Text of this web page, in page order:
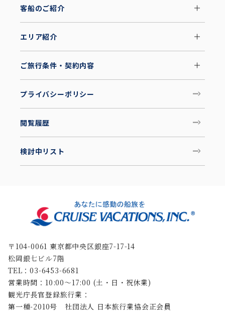
客船のご紹介
エリア紹介
ご旅行条件・契約内容
プライバシーポリシー
閲覧履歴
検討中リスト
〒104-0061 東京都中央区銀座7-17-14
松岡銀七ビル7階
TEL：03-6453-6681
営業時間：10:00〜17:00 (土・日・祝休業)
観光庁長官登録旅行業：
第一種-2010号 社団法人 日本旅行業協会正会員